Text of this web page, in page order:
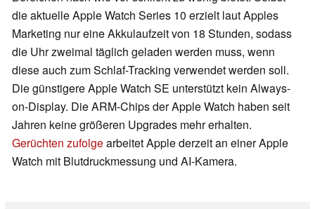
die aktuelle Apple Watch Series 10 erzielt laut Apples
Marketing nur eine Akkulaufzeit von 18 Stunden, sodass
die Uhr zweimal täglich geladen werden muss, wenn
diese auch zum Schlaf-Tracking verwendet werden soll.
Die günstigere Apple Watch SE unterstützt kein Always-
on-Display. Die ARM-Chips der Apple Watch haben seit
Jahren keine größeren Upgrades mehr erhalten.
Gerüchten zufolgearbeitet Apple derzeit an einer Apple
Watch mit Blutdruckmessung und AI-Kamera.